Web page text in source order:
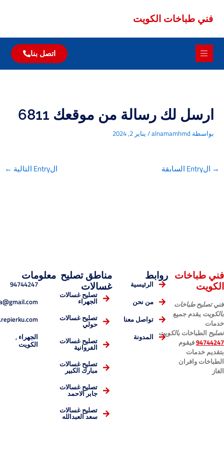
الكويت
اتصل بنا
لك رسالة من موقعك 6811
alnamamhmd
/يناير 2, 2024
←
جميع
بالكويت
روابط
الرئيسية
من نحن
تواصل معنا
المدونة
مناطق تصليح
غسالات
تصليح غسالات
تصليح غسالات
تصليح غسالات
الفروانية
تصليح غسالات
مبارك الكبير
تصليح غسالات
جابر الاحمد
تصليح غسالات
سعد العبدالله
معلومات
94744247
esmaelnema@gmail.com
www.repierku.com
الجهراء ,
الكويت